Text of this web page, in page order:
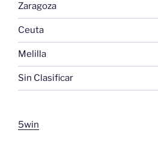
Zaragoza
Ceuta
Melilla
Sin Clasificar
5win